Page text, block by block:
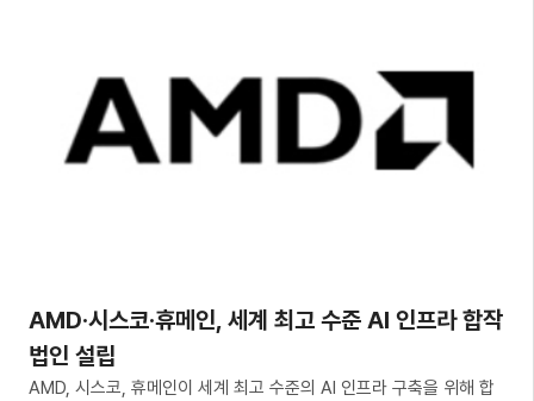
AMD·시스코·휴메인, 세계 최고 수준 AI 인프라 합작
법인 설립
AMD, 시스코, 휴메인이 세계 최고 수준의 AI 인프라 구축을 위해 합